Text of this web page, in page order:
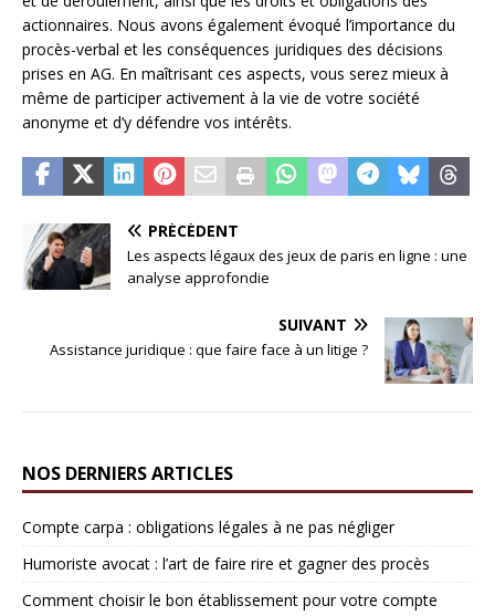
actionnaires. Nous avons également évoqué l’importance du
procès-verbal et les conséquences juridiques des décisions
prises en AG. En maîtrisant ces aspects, vous serez mieux à
même de participer activement à la vie de votre société
anonyme et d’y défendre vos intérêts.
PRÉCÉDENT
Les aspects légaux des jeux de paris en ligne : une
analyse approfondie
SUIVANT
Assistance juridique : que faire face à un litige ?
NOS DERNIERS ARTICLES
Compte carpa : obligations légales à ne pas négliger
Humoriste avocat : l’art de faire rire et gagner des procès
Comment choisir le bon établissement pour votre compte